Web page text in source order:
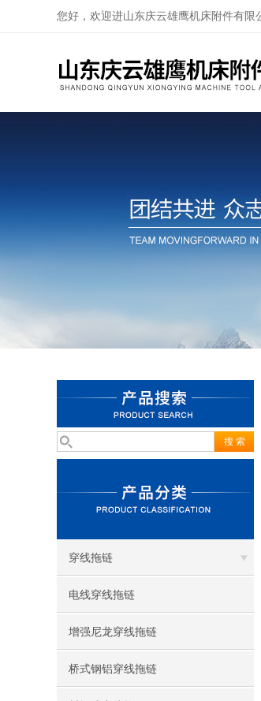
您好，欢迎进山东庆云雄鹰机床附件有限
穿线拖链
电线穿线拖链
增强尼龙穿线拖链
桥式钢铝穿线拖链